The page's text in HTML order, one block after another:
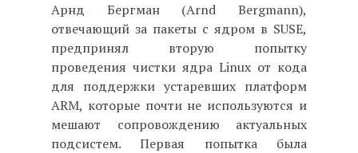
Арнд Бергман (Arnd Bergmann),
отвечающий за пакеты с ядром в SUSE,
предпринял вторую попытку
проведения чистки ядра Linux от кода
для поддержки устаревших платформ
ARM, которые почти не используются и
мешают сопровождению актуальных
подсистем. Первая попытка была